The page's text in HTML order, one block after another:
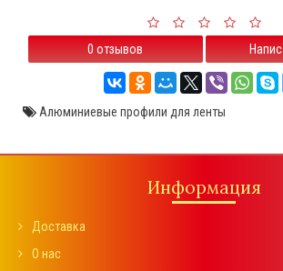
0 отзывов
Алюминиевые профили для ленты
Информация
Доставка
О нас